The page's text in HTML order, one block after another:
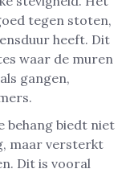
tegen stoten,
heeft. Dit
waar de muren
gangen,
behang biedt niet
maar versterkt
Dit is vooral